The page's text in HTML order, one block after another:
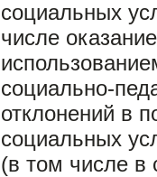
социальных
числе
социально-
отклонений в
социальных
(в том числе в